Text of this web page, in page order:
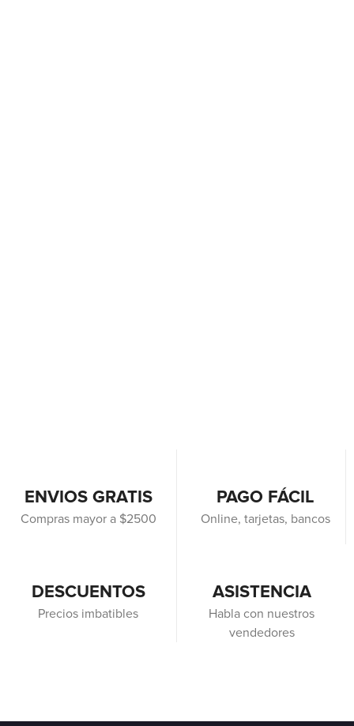
ENVIOS GRATIS
Compras mayor a $2500
PAGO FÁCIL
Online, tarjetas, bancos
DESCUENTOS
Precios imbatibles
ASISTENCIA
Habla con nuestros
vendedores